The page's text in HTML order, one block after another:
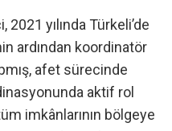
yılında Türkeli’de
ardından koordinatör
afet sürecinde
aktif rol
imkânlarının bölgeye